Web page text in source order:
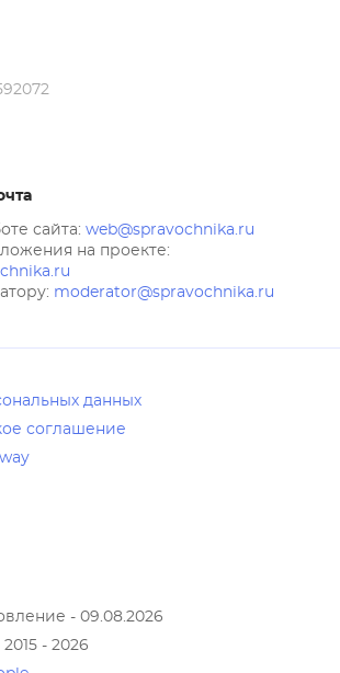
сайта: web@spravochnika.ru
на проекте:
moderator@spravochnika.ru
данных
соглашение
- 09.08.2026
- 2026